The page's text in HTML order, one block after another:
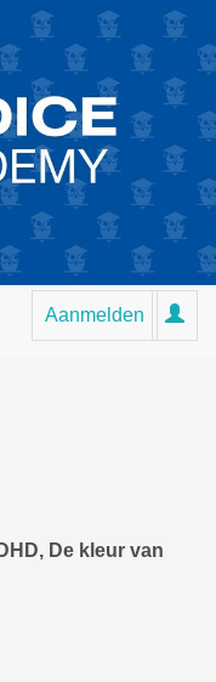
Aanmelden
De kleur van